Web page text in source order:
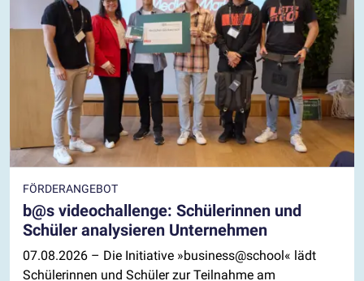
FÖRDERANGEBOT
b@s videochallenge: Schülerinnen und
Schüler analysieren Unternehmen
07.08.2026 – Die Initiative »business@school« lädt
Schülerinnen und Schüler zur Teilnahme am